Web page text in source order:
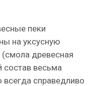
пеки
на уксусную
древесная
весьма
всегда справедливо